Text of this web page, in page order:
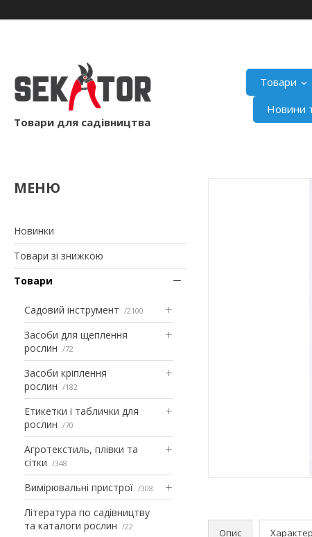
Товари для садівництва
Товари
Новини
Новинки
Товари зі знижкою
Товари
Садовий інструмент 2100
Засоби для щеплення
рослин
72
Засоби кріплення
рослин
182
Етикетки і таблички для
рослин
70
Агротекстиль, плівки та
сітки
348
Вимірювальні пристрої 308
Література по садівництву
та каталоги рослин
22
Опис